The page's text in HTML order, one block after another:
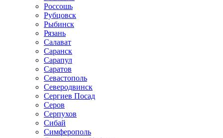
Россошь
Рубцовск
Рыбинск
Рязань
Салават
Саранск
Сарапул
Саратов
Севастополь
Северодвинск
Сергиев Посад
Серов
Серпухов
Сибай
Симферополь